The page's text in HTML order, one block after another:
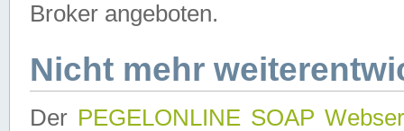
Broker angeboten.
Nicht mehr
Der PEGELONLINE SOAP